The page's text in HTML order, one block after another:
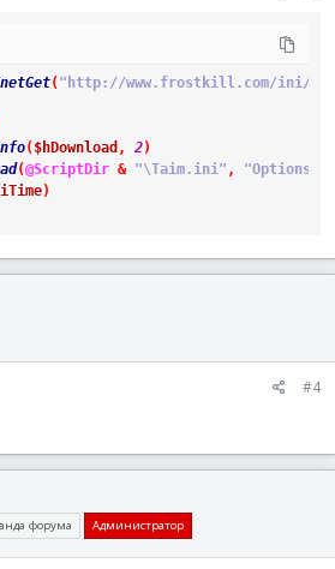
( "http://www.frostkill.com/ini/
( $hDownload , 2)
(@ScriptDir & "\Taim.ini" , "Options"
)
#4
форума Администратор